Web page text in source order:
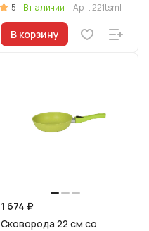
5 В наличии Арт.221tsml
В корзину
1 674 ₽
Сковорода 22 см со